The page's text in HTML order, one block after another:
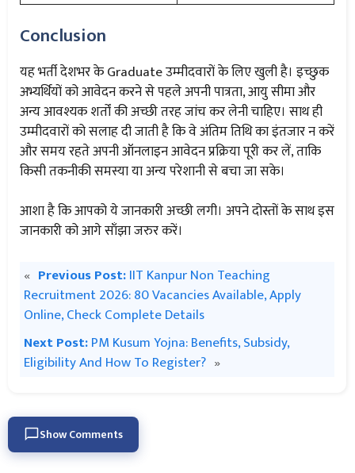
Conclusion
यह भर्ती देशभर के Graduate उम्मीदवारों के लिए खुली है। इच्छुक
अभ्यर्थियों को आवेदन करने से पहले अपनी पात्रता, आयु सीमा और
अन्य आवश्यक शर्तों की अच्छी तरह जांच कर लेनी चाहिए। साथ ही
उम्मीदवारों को सलाह दी जाती है कि वे अंतिम तिथि का इंतजार न करें
और समय रहते अपनी ऑनलाइन आवेदन प्रक्रिया पूरी कर लें, ताकि
किसी तकनीकी समस्या या अन्य परेशानी से बचा जा सके।
आशा है कि आपको ये जानकारी अच्छी लगी। अपने दोस्तों के साथ इस
जानकारी को आगे साँझा जरुर करें।
« Previous Post:IIT Kanpur Non Teaching
Recruitment 2026: 80 Vacancies Available, Apply
Online, Check Complete Details
Next Post:PM Kusum Yojna: Benefits, Subsidy,
Eligibility And How To Register? »
Show Comments